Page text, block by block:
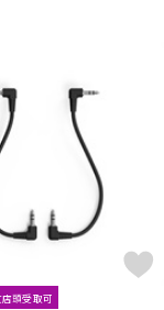
店頭受取可